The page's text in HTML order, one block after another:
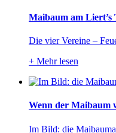
Maibaum am Liert’s
Die vier Vereine –
+ Mehr lesen
Wenn der Maibaum
Im Bild: die